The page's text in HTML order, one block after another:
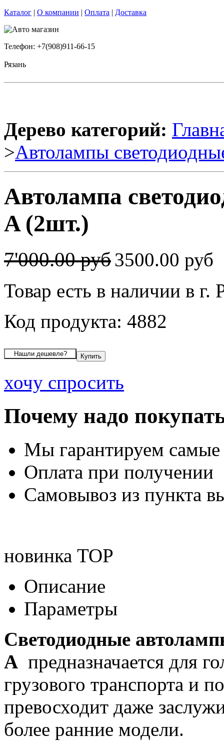
Каталог | О компании | Оплата | Доставка
Телефон: +7(908)911-66-15
Рязань
Дерево категорий:
>Автолампы
Автолампа
A (2шт.)
7'000.00 руб3500.00 руб
Товар есть в наличии в г.
Код продукта: 4882
хочу спросить
Почему надо
Мы гарантируем
Оплата при получении
Самовывоз из пункта
новинка TOP
Описание
Параметры
Светодиодные
A предназначается для
грузового транспорта и
превосходит даже
более ранние модели.